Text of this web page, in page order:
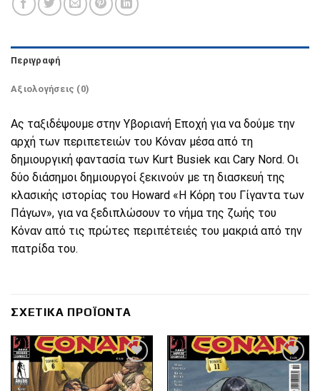
Περιγραφή
Αξιολογήσεις (0)
Ας ταξιδέψουμε στην Υβοριανή Εποχή για να δούμε την
αρχή των περιπετειών του Κόναν μέσα από τη
δημιουργική φαντασία των Kurt Busiek και Cary Nord. Οι
δύο διάσημοι δημιουργοί ξεκινούν με τη διασκευή της
κλασικής ιστορίας του Howard «Η Κόρη του Γίγαντα των
Πάγων», για να ξεδιπλώσουν το νήμα της ζωής του
Κόναν από τις πρώτες περιπέτειές του μακριά από την
πατρίδα του.
ΣΧΕΤΙΚΆ ΠΡΟΪΌΝΤΑ